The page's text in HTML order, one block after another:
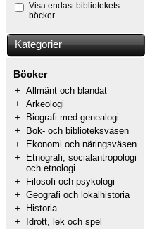
Visa endast bibliotekets
böcker
Kategorier
Böcker
+ Allmänt och blandat
+ Arkeologi
+
Biografi med genealogi
+
Bok- och biblioteksväsen
+
Ekonomi och näringsväsen
+
Etnografi, socialantropologi
och etnologi
+
Filosofi och psykologi
+ Geografi och lokalhistoria
+
Historia
+
Idrott, lek och spel